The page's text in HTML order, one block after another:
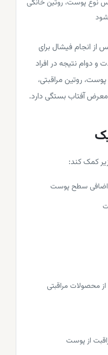
نوع پوست، روتین خانگی
انجام فیشال برای
دوام نتیجه در افراد
روتین مراقبتی،
آفتاب بستگی دارد.
کمک کند:
اضافی سطح پوست
محصولات مراقبتی
از پوست